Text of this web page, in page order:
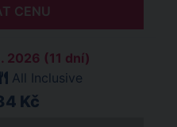
CENU
2026 (11 dní)
All Inclusive
Kč